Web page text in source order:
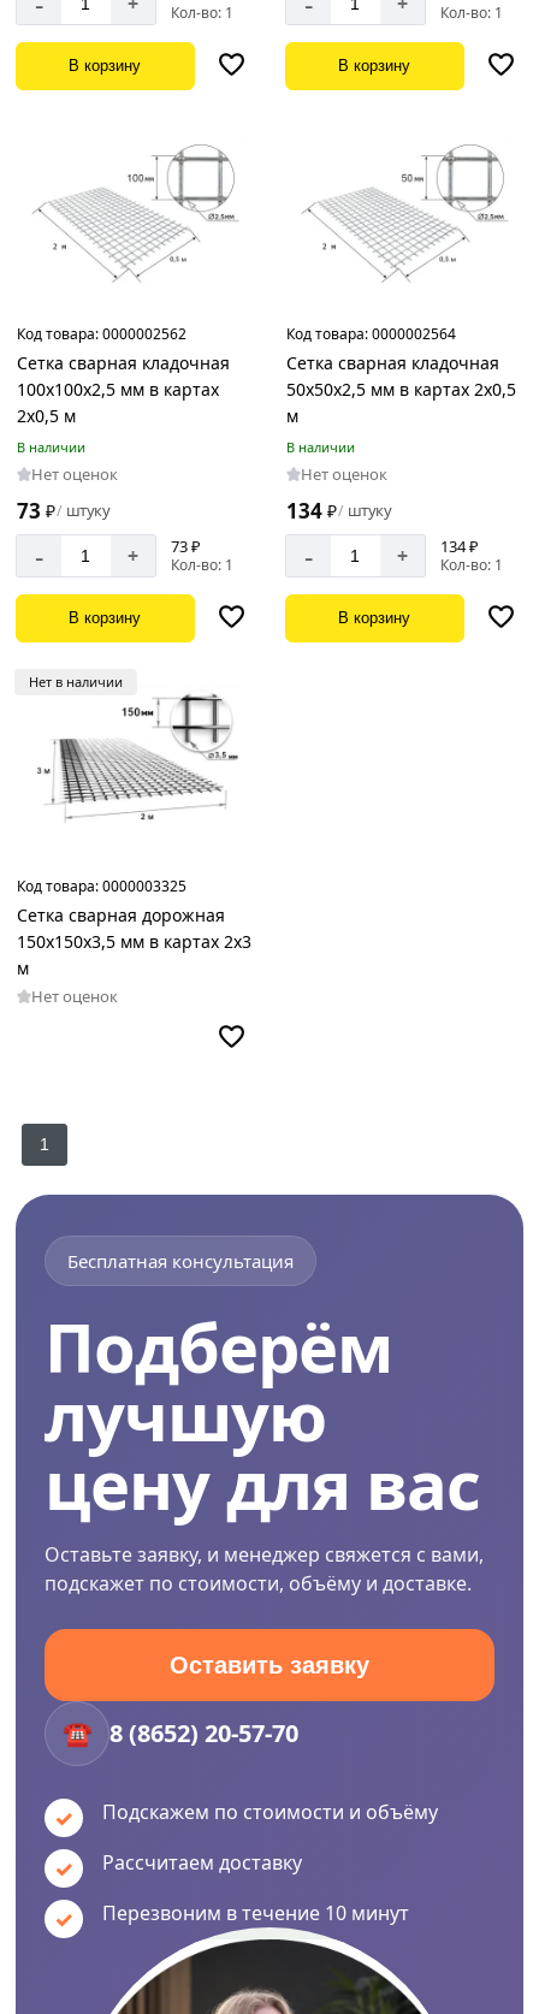
Кол-во: 1
В корзину
Кол-во: 1
В корзину
Код товара:0000002562
Сетка сварная кладочная
100х100х2,5 мм в картах
2х0,5 м
В наличии
Нет оценок
73 ₽/ штуку
- + 73 ₽
Кол-во: 1
В корзину
Код товара:0000002564
Сетка сварная кладочная
50х50х2,5 мм в картах 2х0,5
м
В наличии
Нет оценок
134 ₽/ штуку
- + 134 ₽
Кол-во: 1
В корзину
Нет в наличии
Код товара:0000003325
Сетка сварная дорожная
150х150х3,5 мм в картах 2х3
м
Нет оценок
1
Бесплатная консультация
Подберём
лучшую
цену для вас
Оставьте заявку, и менеджер свяжется с вами,
подскажет по стоимости, объёму и доставке.
Оставить заявку
☎ 8 (8652) 20-57-70
Подскажем по стоимости и объёму
Рассчитаем доставку
Перезвоним в течение 10 минут